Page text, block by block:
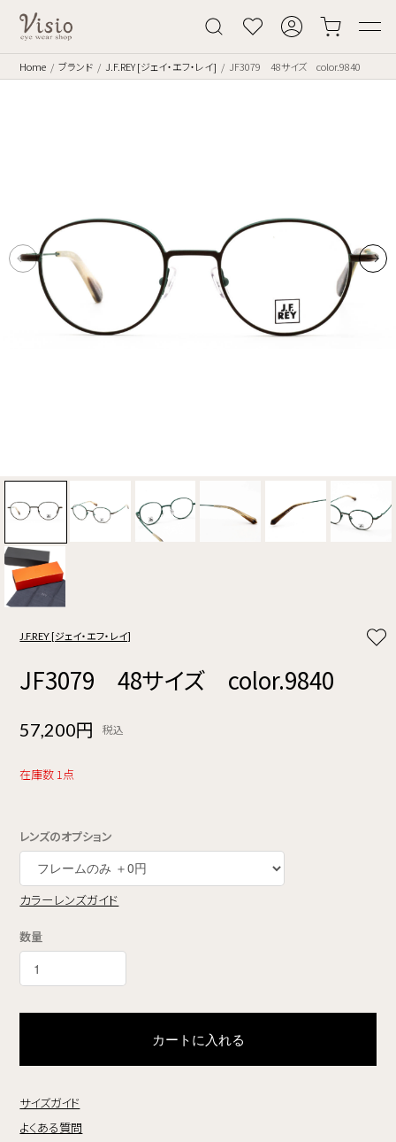
Home ブランド J.F.REY [ジェイ・エフ・レイ] JF3079 48サイズ color.9840
J.F.REY [ジェイ・エフ・レイ]
JF3079 48サイズ color.9840
57,200円 税込
在庫数 1点
レンズのオプション
カラーレンズガイド
数量
カートに入れる
サイズガイド
よくある質問